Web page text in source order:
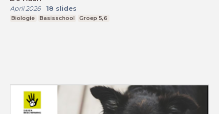
April 2026- 18 slides
Biologie Basisschool Groep 5,6